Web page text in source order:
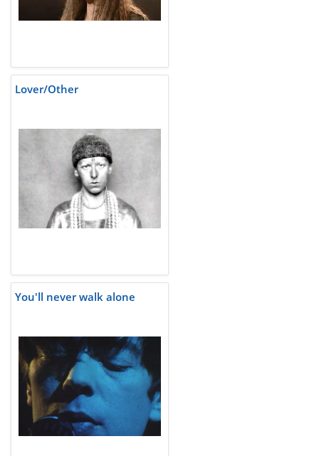
Lover/Other
You'll never walk alone